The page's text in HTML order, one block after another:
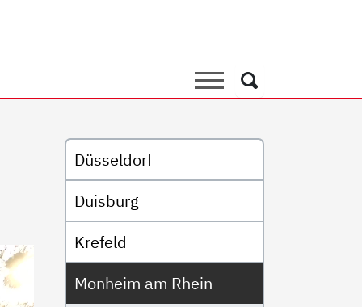
Suche
Suche
Untermenü
Düsseldorf
Duisburg
Krefeld
Monheim am Rhein